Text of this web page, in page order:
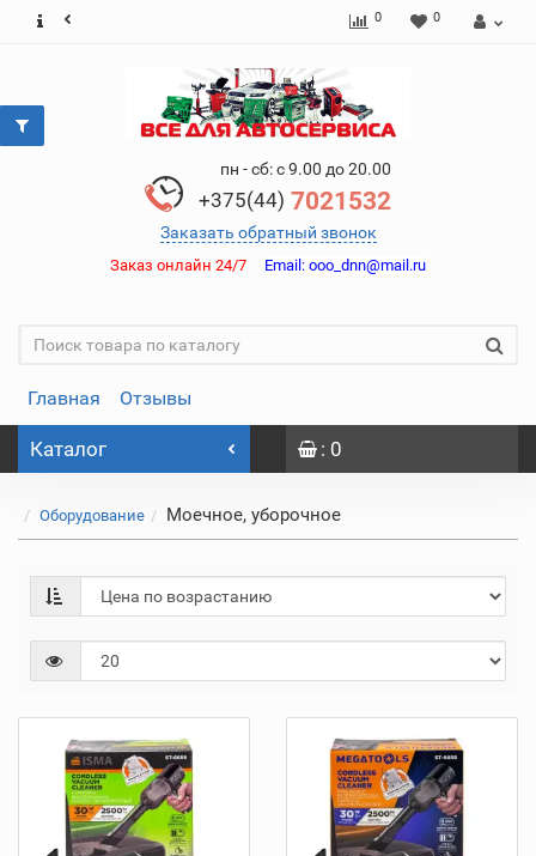
0 0
пн - сб: с 9.00 до 20.00
+375(44) 7021532
Заказать обратный звонок
Заказ онлайн 24/7 Email: ooo_dnn@mail.ru
Главная Отзывы
Каталог : 0
Оборудование Моечное, уборочное